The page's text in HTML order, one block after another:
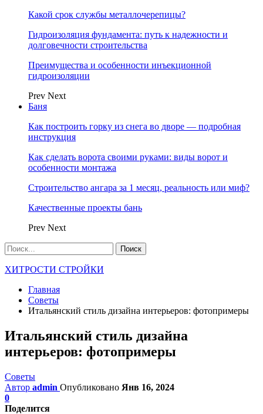
Какой срок службы металлочерепицы?
Гидроизоляция фундамента: путь к надежности и
долговечности строительства
Преимущества и особенности инъекционной
гидроизоляции
Prev Next
Баня
Как построить горку из снега во дворе — подробная
инструкция
Как сделать ворота своими руками: виды ворот и
особенности монтажа
Строительство ангара за 1 месяц, реальность или миф?
Качественные проекты бань
Prev Next
ХИТРОСТИ СТРОЙКИ
Главная
Советы
Итальянский стиль дизайна интерьеров: фотопримеры
Итальянский стиль дизайна
интерьеров: фотопримеры
Советы
Автор admin Опубликовано Янв 16, 2024
0
Поделится